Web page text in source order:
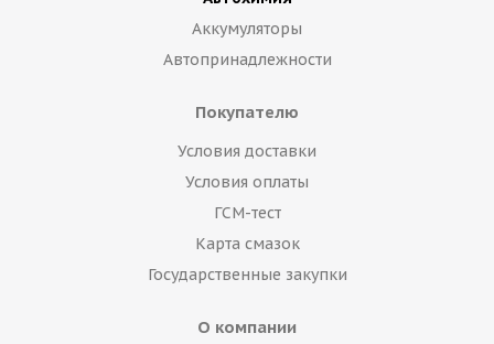
Аккумуляторы
Автопринадлежности
Покупателю
Условия доставки
Условия оплаты
ГСМ-тест
Карта смазок
Государственные закупки
О компании